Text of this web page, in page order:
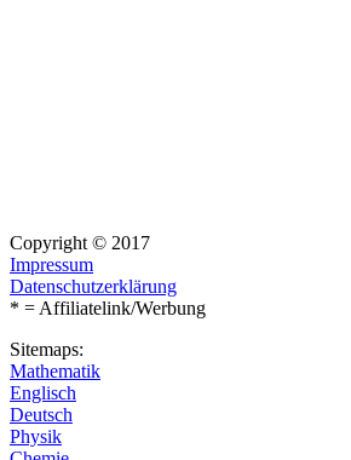
Copyright © 2017
Impressum
Datenschutzerklärung
* = Affiliatelink/Werbung
Sitemaps:
Mathematik
Englisch
Deutsch
Physik